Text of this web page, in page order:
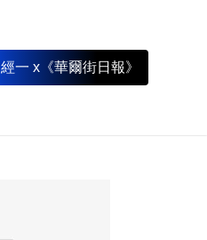
經一 x《華爾街日報》